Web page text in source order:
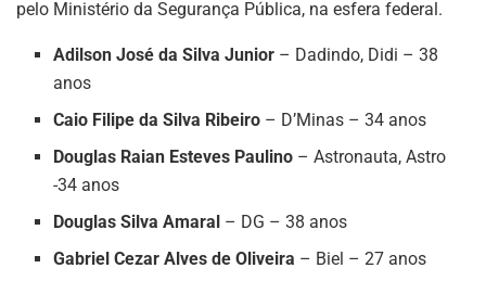
pelo Ministério da Segurança Pública, na esfera federal.
Adilson José da Silva Junior – Dadindo, Didi – 38
anos
Caio Filipe da Silva Ribeiro – D’Minas – 34 anos
Douglas Raian Esteves Paulino – Astronauta, Astro
-34 anos
Douglas Silva Amaral – DG – 38 anos
Gabriel Cezar Alves de Oliveira – Biel – 27 anos